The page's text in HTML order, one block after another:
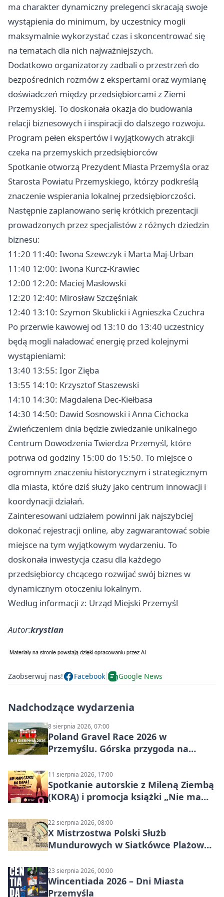
ma charakter dynamiczny prelegenci skracają swoje
wystąpienia do minimum, by uczestnicy mogli
maksymalnie wykorzystać czas i skoncentrować się
na tematach dla nich najważniejszych.
Dodatkowo organizatorzy zadbali o przestrzeń do
bezpośrednich rozmów z ekspertami oraz wymianę
doświadczeń między przedsiębiorcami z Ziemi
Przemyskiej. To doskonała okazja do budowania
relacji biznesowych i inspiracji do dalszego rozwoju.
Program pełen ekspertów i wyjątkowych atrakcji
czeka na przemyskich przedsiębiorców
Spotkanie otworzą Prezydent Miasta Przemyśla oraz
Starosta Powiatu Przemyskiego, którzy podkreślą
znaczenie wspierania lokalnej przedsiębiorczości.
Następnie zaplanowano serię krótkich prezentacji
prowadzonych przez specjalistów z różnych dziedzin
biznesu:
11:20 11:40: Iwona Szewczyk i Marta Maj-Urban
11:40 12:00: Iwona Kurcz-Krawiec
12:00 12:20: Maciej Masłowski
12:20 12:40: Mirosław Szczęśniak
12:40 13:10: Szymon Skublicki i Agnieszka Czuchra
Po przerwie kawowej od 13:10 do 13:40 uczestnicy
będą mogli naładować energię przed kolejnymi
wystąpieniami:
13:40 13:55: Igor Zięba
13:55 14:10: Krzysztof Staszewski
14:10 14:30: Magdalena Dec-Kiełbasa
14:30 14:50: Dawid Sosnowski i Anna Cichocka
Zwieńczeniem dnia będzie zwiedzanie unikalnego
Centrum Dowodzenia Twierdza Przemyśl, które
potrwa od godziny 15:00 do 15:50. To miejsce o
ogromnym znaczeniu historycznym i strategicznym
dla miasta, które dziś służy jako centrum innowacji i
koordynacji działań.
Zainteresowani udziałem powinni jak najszybciej
dokonać rejestracji online, aby zagwarantować sobie
miejsce na tym wyjątkowym wydarzeniu. To
doskonała inwestycja czasu dla każdego
przedsiębiorcy chcącego rozwijać swój biznes w
dynamicznym otoczeniu lokalnym.
Według informacji z: Urząd Miejski Przemyśl
Autor:krystian
Zaobserwuj nas! Facebook Google News
Nadchodzące wydarzenia
8 sierpnia 2026, 07:00
Poland Gravel Race 2026 w
Przemyślu. Górska przygoda na
11 sierpnia 2026, 17:00
Spotkanie autorskie z Mileną Ziembą
(KORĄ) i promocja książki „Nie mam
22 sierpnia 2026, 08:00
X Mistrzostwa Polski Służb
Mundurowych w Siatkówce Plażowej
23 sierpnia 2026, 00:00
Wincentiada 2026 – Dni Miasta
Przemyśla